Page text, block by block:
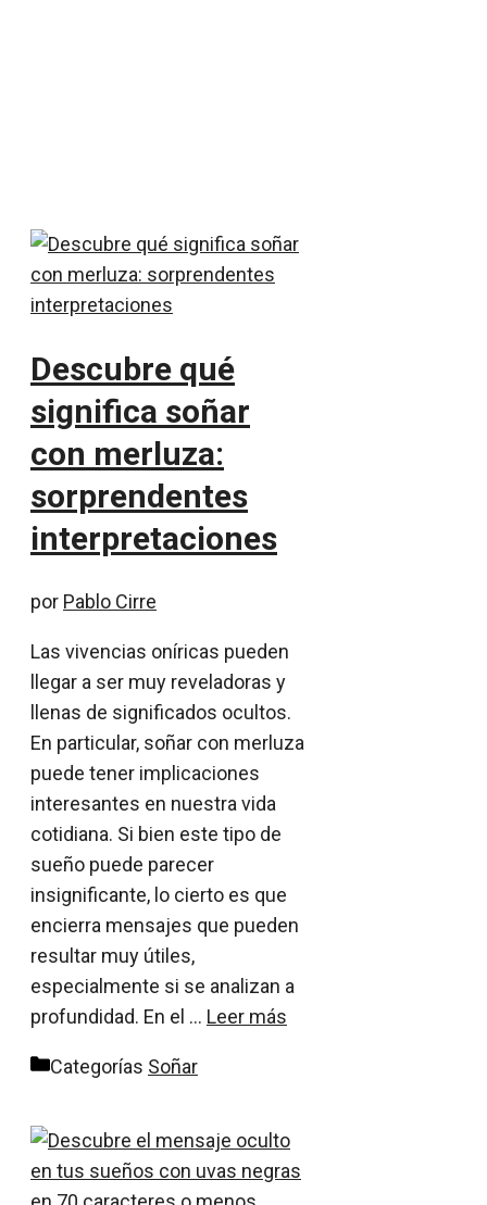
Descubre qué
significa soñar
con merluza:
sorprendentes
interpretaciones
por Pablo Cirre
Las vivencias oníricas pueden
llegar a ser muy reveladoras y
llenas de significados ocultos.
En particular, soñar con merluza
puede tener implicaciones
interesantes en nuestra vida
cotidiana. Si bien este tipo de
sueño puede parecer
insignificante, lo cierto es que
encierra mensajes que pueden
resultar muy útiles,
especialmente si se analizan a
profundidad. En el … Leer más
Categorías Soñar